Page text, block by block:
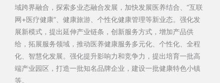
域跨界融合，探索多业态融合发展，加快发展医养结合、“互联
网+医疗健康”、健康旅游、个性化健康管理等新业态。强化发
展新模式，提出延伸产业链条，创新服务方式，增加产品供
给，拓展服务领域，推动医养健康服务多元化、个性化、全程
化、智慧化发展。强化提升影响力和竞争力，提出培育一批高
端产业园区，打造一批知名品牌企业，建设一批健康特色小镇
等。